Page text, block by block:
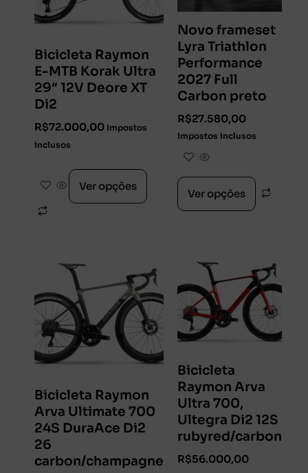
Bicicleta Raymon
E-MTB Korak Ultra
29″ 12V Deore XT
Di2
R$72.000,00 Impostos
inclusos
Ver opções
Novo frameset
Lyra Triathlon
Performance
2027 Full
Carbon preto
R$27.580,00
Impostos inclusos
Ver opções
Bicicleta Raymon
Arva Ultimate 700
24S DuraAce Di2
26
carbon/champagne
Bicicleta
Raymon Arva
Ultra 700,
Ultegra Di2 12S
rubyred/carbon
R$56.000,00